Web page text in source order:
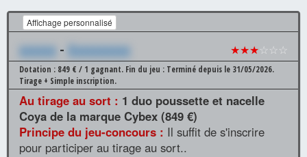
Affichage personnalisé
xxxxxx - Xxxxxxxxxx ★★★☆☆☆
Dotation : 849 € / 1 gagnant. Fin du jeu : Terminé depuis le 31/05/2026.
Tirage + Simple inscription.
Au tirage au sort : 1 duo poussette et nacelle
Coya de la marque Cybex (849 €)
Principe du jeu-concours : Il suffit de s'inscrire
pour participer au tirage au sort..